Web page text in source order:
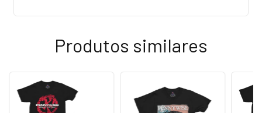
Produtos similares